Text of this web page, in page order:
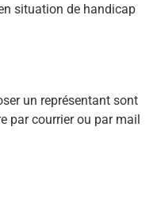
situation de handicap
un représentant sont
par courrier ou par mail